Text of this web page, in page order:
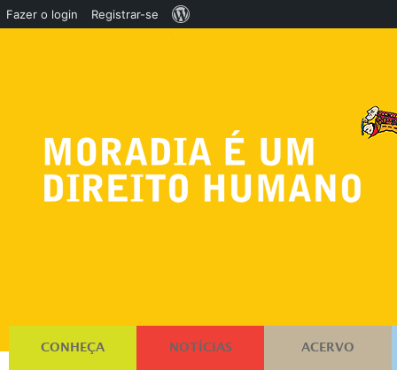
CONHEÇA NOTÍCIAS ACERVO
Fazer o login Registrar-se